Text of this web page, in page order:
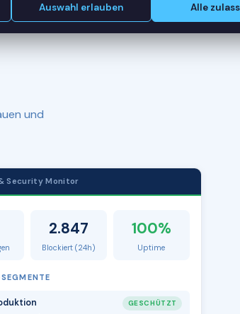
und
Security Monitor
2.847
Blockiert (24h)
100%
Uptime
GESCHÜTZT
Auswahl erlauben Alle